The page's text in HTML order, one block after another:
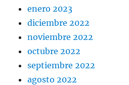
enero 2023
diciembre 2022
noviembre 2022
octubre 2022
septiembre 2022
agosto 2022